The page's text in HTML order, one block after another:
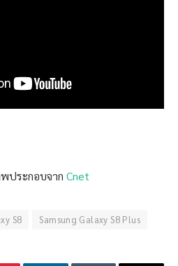
ประกอบจาก Cnet
S8 Samsung Galaxy S8 Plus